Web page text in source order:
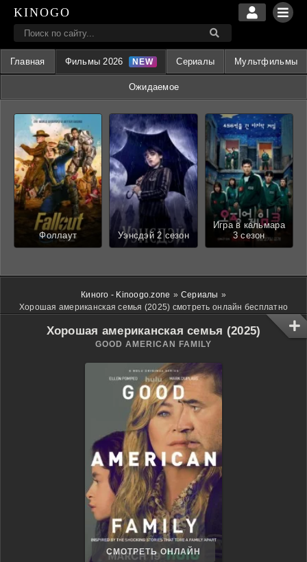
KINOGO
Главная Фильмы 2026 Сериалы Мультфильмы
Ожидаемое
Фоллаут Уэнсдэй 2 сезон
Игра в кальмара
3 сезон
Киного - Kinoogo.zone » Сериалы »
Хорошая американская семья (2025) смотреть онлайн бесплатно
Хорошая американская семья (2025)
GOOD AMERICAN FAMILY
СМОТРЕТЬ ОНЛАЙН